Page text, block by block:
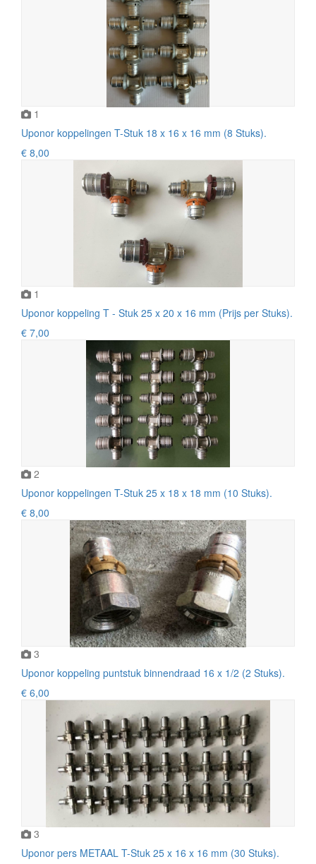
1
Uponor koppelingen T-Stuk 18 x 16 x 16 mm (8 Stuks).
€ 8,00
1
Uponor koppeling T - Stuk 25 x 20 x 16 mm (Prijs per Stuks).
€ 7,00
2
Uponor koppelingen T-Stuk 25 x 18 x 18 mm (10 Stuks).
€ 8,00
3
Uponor koppeling puntstuk binnendraad 16 x 1/2 (2 Stuks).
€ 6,00
3
Uponor pers METAAL T-Stuk 25 x 16 x 16 mm (30 Stuks).